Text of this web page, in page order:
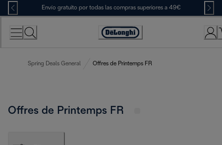
Skip
to
Content
Envío gratuito por todas las compras superiores a 49€
Accessibility
Spring Deals General Offres de Printemps FR
Offres de Printemps FR